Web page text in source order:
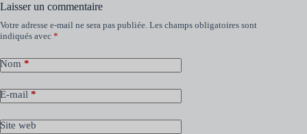
Laisser un commentaire
Votre adresse e-mail ne sera pas publiée. Les champs obligatoires sont
indiqués avec *
Nom *
E-mail *
Site web